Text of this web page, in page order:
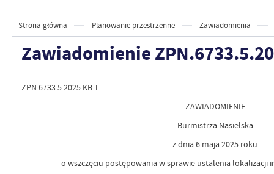
Strona główna Planowanie przestrzenne Zawiadomienia
Zawiadomienie
ZPN.6733.5.2025.KB.1
ZAWIADOMIENIE
Burmistrza Nasielska
z dnia 6 maja 2025 roku
o wszczęciu postępowania w sprawie ustalenia lokalizacji